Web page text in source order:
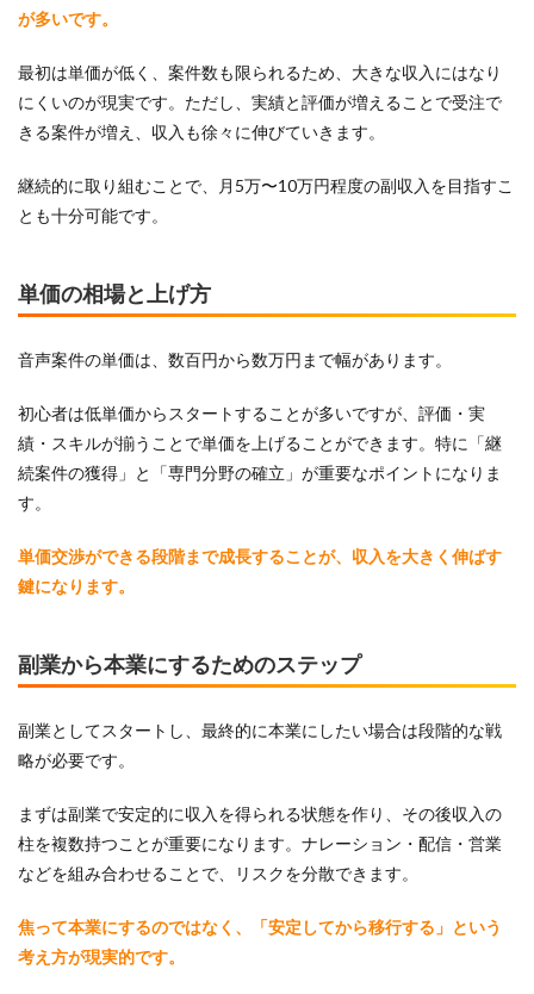
が多いです。
最初は単価が低く、案件数も限られるため、大きな収入にはなり
にくいのが現実です。ただし、実績と評価が増えることで受注で
きる案件が増え、収入も徐々に伸びていきます。
継続的に取り組むことで、月5万〜10万円程度の副収入を目指すこ
とも十分可能です。
単価の相場と上げ方
音声案件の単価は、数百円から数万円まで幅があります。
初心者は低単価からスタートすることが多いですが、評価・実
績・スキルが揃うことで単価を上げることができます。特に「継
続案件の獲得」と「専門分野の確立」が重要なポイントになりま
す。
単価交渉ができる段階まで成長することが、収入を大きく伸ばす
鍵になります。
副業から本業にするためのステップ
副業としてスタートし、最終的に本業にしたい場合は段階的な戦
略が必要です。
まずは副業で安定的に収入を得られる状態を作り、その後収入の
柱を複数持つことが重要になります。ナレーション・配信・営業
などを組み合わせることで、リスクを分散できます。
焦って本業にするのではなく、「安定してから移行する」という
考え方が現実的です。